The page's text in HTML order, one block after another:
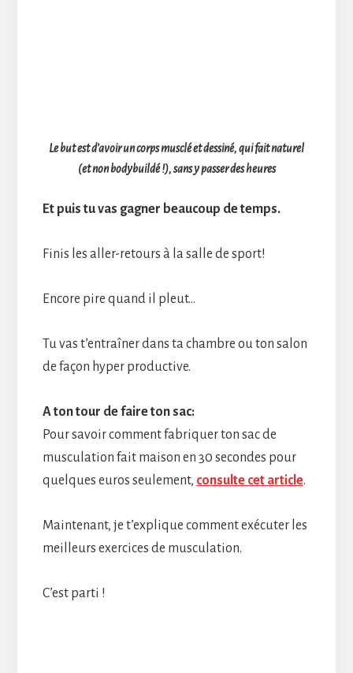
Le but est d’avoir un corps musclé et dessiné, qui fait naturel
(et non bodybuildé !), sans y passer des heures
Et puis tu vas gagner beaucoup de temps.
Finis les aller-retours à la salle de sport!
Encore pire quand il pleut…
Tu vas t’entraîner dans ta chambre ou ton salon
de façon hyper productive.
A ton tour de faire ton sac:
Pour savoir comment fabriquer ton sac de
musculation fait maison en 30 secondes pour
quelques euros seulement, consulte cet article.
Maintenant, je t’explique comment exécuter les
meilleurs exercices de musculation.
C’est parti !